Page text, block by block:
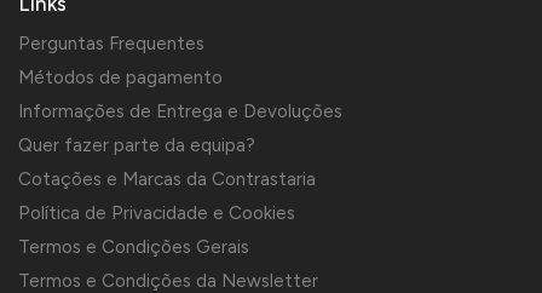
Perguntas Frequentes
Métodos de pagamento
Informações de Entrega e Devoluções
Quer fazer parte da equipa?
Cotações e Marcas da Contrastaria
Política de Privacidade e Cookies
Termos e Condições Gerais
Termos e Condições da Newsletter